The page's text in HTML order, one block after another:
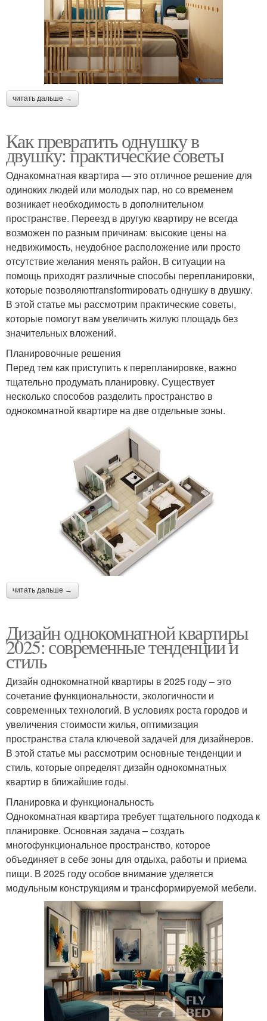
читать дальше →
Как превратить однушку в
двушку: практические советы
Однакомнатная квартира — это отличное решение для
одиноких людей или молодых пар, но со временем
возникает необходимость в дополнительном
пространстве. Переезд в другую квартиру не всегда
возможен по разным причинам: высокие цены на
недвижимость, неудобное расположение или просто
отсутствие желания менять район. В ситуации на
помощь приходят различные способы перепланировки,
которые позволяютtransformировать однушку в двушку.
В этой статье мы рассмотрим практические советы,
которые помогут вам увеличить жилую площадь без
значительных вложений.
Планировочные решения
Перед тем как приступить к перепланировке, важно
тщательно продумать планировку. Существует
несколько способов разделить пространство в
однокомнатной квартире на две отдельные зоны.
читать дальше →
Дизайн однокомнатной квартиры
2025: современные тенденции и
стиль
Дизайн однокомнатной квартиры в 2025 году – это
сочетание функциональности, экологичности и
современных технологий. В условиях роста городов и
увеличения стоимости жилья, оптимизация
пространства стала ключевой задачей для дизайнеров.
В этой статье мы рассмотрим основные тенденции и
стиль, которые определят дизайн однокомнатных
квартир в ближайшие годы.
Планировка и функциональность
Однокомнатная квартира требует тщательного подхода к
планировке. Основная задача – создать
многофункциональное пространство, которое
объединяет в себе зоны для отдыха, работы и приема
пищи. В 2025 году особое внимание уделяется
модульным конструкциям и трансформируемой мебели.